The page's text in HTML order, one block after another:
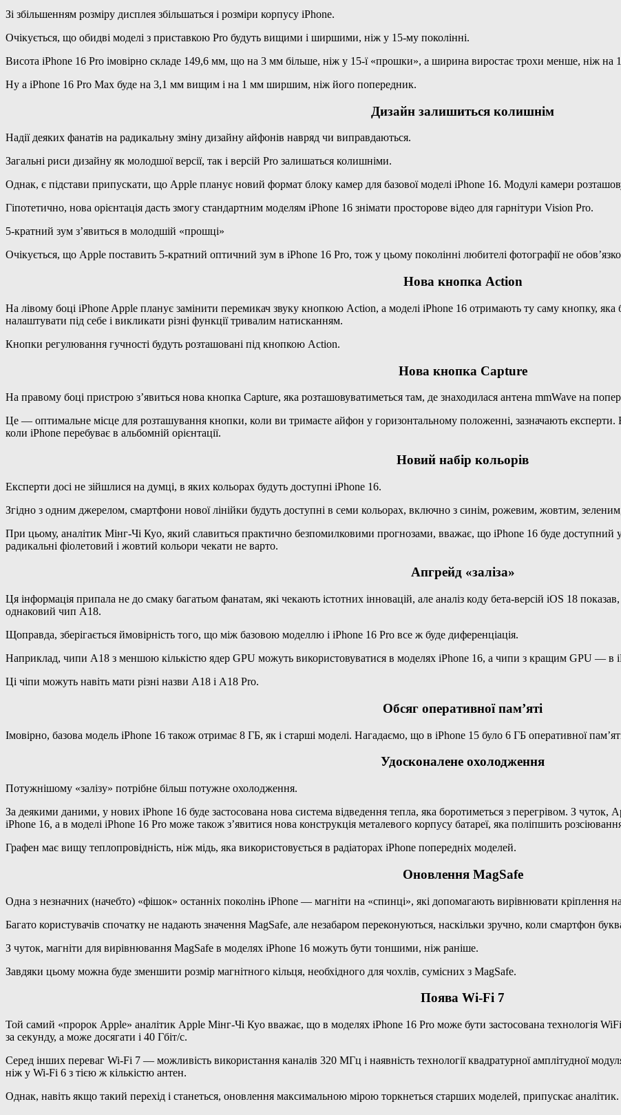
Зі збільшенням розміру дисплея збільшаться і розміри корпусу iPhone.
Очікується, що обидві моделі з приставкою Pro будуть вищими і ширшими, ніж у 15-му поколінні.
Висота iPhone 16 Pro імовірно складе 149,6 мм, що на 3 мм більше, ніж у 15-ї «прошки», а ширина виростає трохи менше, ніж на
Ну а iPhone 16 Pro Max буде на 3,1 мм вищим і на 1 мм ширшим, ніж його попередник.
Дизайн залишиться колишнім
Надії деяких фанатів на радикальну зміну дизайну айфонів навряд чи виправдаються.
Загальні риси дизайну як молодшої версії, так і версій Pro залишаться колишніми.
Однак, є підстави припускати, що Apple планує новий формат блоку камер для базової моделі iPhone 16. Модулі камери
Гіпотетично, нова орієнтація дасть змогу стандартним моделям iPhone 16 знімати просторове відео для гарнітури Vision Pro.
5-кратний зум з’явиться в молодшій «прошці»
Очікується, що Apple поставить 5-кратний оптичний зум в iPhone 16 Pro, тож у цьому поколінні любителі фотографії не
Нова кнопка Action
На лівому боці iPhone Apple планує замінити перемикач звуку кнопкою Action, а моделі iPhone 16 отримають ту саму кнопку, яка
налаштувати під себе і викликати різні функції тривалим натисканням.
Кнопки регулювання гучності будуть розташовані під кнопкою Action.
Нова кнопка Capture
На правому боці пристрою з’явиться нова кнопка Capture, яка розташовуватиметься там, де знаходилася антена mmWave на
Це — оптимальне місце для розташування кнопки, коли ви тримаєте айфон у горизонтальному положенні, зазначають експерти.
коли iPhone перебуває в альбомній орієнтації.
Новий набір кольорів
Експерти досі не зійшлися на думці, в яких кольорах будуть доступні iPhone 16.
Згідно з одним джерелом, смартфони нової лінійки будуть доступні в семи кольорах, включно з синім, рожевим, жовтим,
При цьому, аналітик Мінг-Чі Куо, який славиться практично безпомилковими прогнозами, вважає, що iPhone 16 буде доступний
радикальні фіолетовий і жовтий кольори чекати не варто.
Апгрейд «заліза»
Ця інформація припала не до смаку багатьом фанатам, які чекають істотних інновацій, але аналіз коду бета-версій iOS 18
однаковий чип A18.
Щоправда, зберігається ймовірність того, що між базовою моделлю і iPhone 16 Pro все ж буде диференціація.
Наприклад, чипи A18 з меншою кількістю ядер GPU можуть використовуватися в моделях iPhone 16, а чипи з кращим GPU — в
Ці чіпи можуть навіть мати різні назви A18 і A18 Pro.
Обсяг оперативної пам’яті
Імовірно, базова модель iPhone 16 також отримає 8 ГБ, як і старші моделі. Нагадаємо, що в iPhone 15 було 6 ГБ оперативної
Удосконалене охолодження
Потужнішому «залізу» потрібне більш потужне охолодження.
За деякими даними, у нових iPhone 16 буде застосована нова система відведення тепла, яка боротиметься з перегрівом. З
iPhone 16, а в моделі iPhone 16 Pro може також з’явитися нова конструкція металевого корпусу батареї, яка поліпшить
Графен має вищу теплопровідність, ніж мідь, яка використовується в радіаторах iPhone попередніх моделей.
Оновлення MagSafe
Одна з незначних (начебто) «фішок» останніх поколінь iPhone — магніти на «спинці», які допомагають вирівнювати кріплення
Багато користувачів спочатку не надають значення MagSafe, але незабаром переконуються, наскільки зручно, коли смартфон
З чуток, магніти для вирівнювання MagSafe в моделях iPhone 16 можуть бути тоншими, ніж раніше.
Завдяки цьому можна буде зменшити розмір магнітного кільця, необхідного для чохлів, сумісних з MagSafe.
Поява Wi-Fi 7
Той самий «пророк Apple» аналітик Apple Мінг-Чі Куо вважає, що в моделях iPhone 16 Pro може бути застосована технологія WiFi
за секунду, а може досягати і 40 Гбіт/с.
Серед інших переваг Wi-Fi 7 — можливість використання каналів 320 МГц і наявність технології квадратурної амплітудної
ніж у Wi-Fi 6 з тією ж кількістю антен.
Однак, навіть якщо такий перехід і станеться, оновлення максимальною мірою торкнеться старших моделей, припускає аналітик.